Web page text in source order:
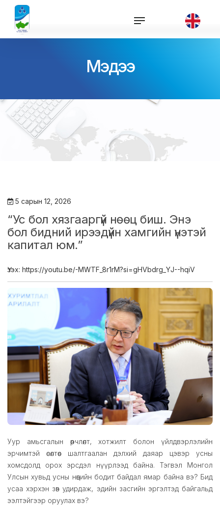
Мэдээ
5 сарын 12, 2026
“Ус бол хязгааргүй нөөц биш. Энэ
бол бидний ирээдүйн хамгийн үнэтэй
капитал юм.”
Үзэх: https://youtu.be/-MWTF_8r1rM?si=gHVbdrg_YJ--hqiV
Уур амьсгалын өөрчлөлт, хотжилт болон үйлдвэрлэлийн
эрчимтэй өсөлтөөс шалтгаалан дэлхий даяар цэвэр усны
хомсдолд орох эрсдэл нүүрлээд байна. Тэгвэл Монгол
Улсын хувьд усны нөөцийн бодит байдал ямар байна вэ? Бид
усаа хэрхэн зөв удирдаж, эдийн засгийн эргэлтэд байгальд
ээлтэйгээр оруулах вэ?